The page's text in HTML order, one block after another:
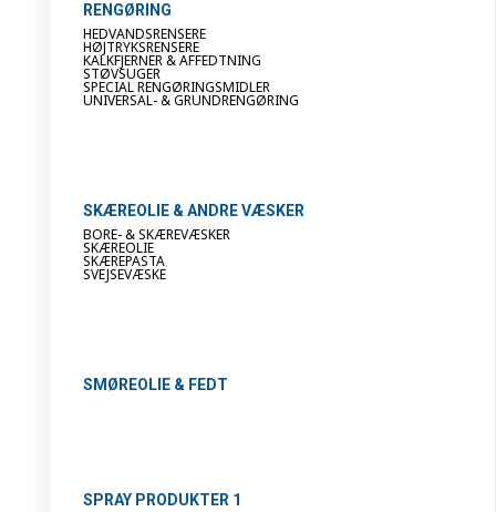
RENGØRING
HEDVANDSRENSERE
HØJTRYKSRENSERE
KALKFJERNER & AFFEDTNING
STØVSUGER
SPECIAL RENGØRINGSMIDLER
UNIVERSAL- & GRUNDRENGØRING
SKÆREOLIE & ANDRE VÆSKER
BORE- & SKÆREVÆSKER
SKÆREOLIE
SKÆREPASTA
SVEJSEVÆSKE
SMØREOLIE & FEDT
SPRAY PRODUKTER 1